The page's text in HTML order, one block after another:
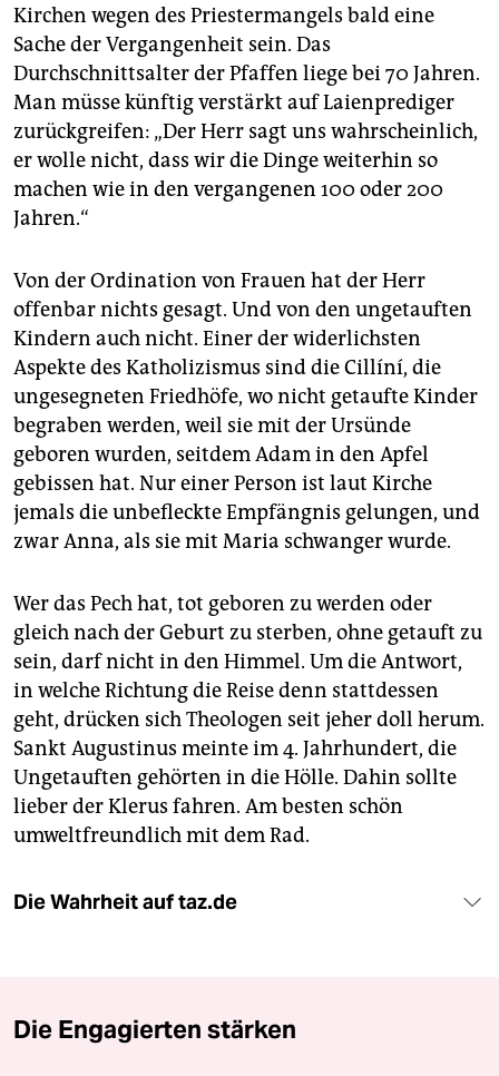
Kirchen wegen des Priestermangels bald eine
Sache der Vergangenheit sein. Das
Durchschnittsalter der Pfaffen liege bei 70 Jahren.
Man müsse künftig verstärkt auf Laienprediger
zurückgreifen: „Der Herr sagt uns wahrscheinlich,
er wolle nicht, dass wir die Dinge weiterhin so
machen wie in den vergangenen 100 oder 200
Jahren.“
Von der Ordination von Frauen hat der Herr
offenbar nichts gesagt. Und von den ungetauften
Kindern auch nicht. Einer der widerlichsten
Aspekte des Katholizismus sind die Cillíní, die
ungesegneten Friedhöfe, wo nicht getaufte Kinder
begraben werden, weil sie mit der Ursünde
geboren wurden, seitdem Adam in den Apfel
gebissen hat. Nur einer Person ist laut Kirche
jemals die unbefleckte Empfängnis gelungen, und
zwar Anna, als sie mit Maria schwanger wurde.
Wer das Pech hat, tot geboren zu werden oder
gleich nach der Geburt zu sterben, ohne getauft zu
sein, darf nicht in den Himmel. Um die Antwort,
in welche Richtung die Reise denn stattdessen
geht, drücken sich Theologen seit jeher doll herum.
Sankt Augustinus meinte im 4. Jahrhundert, die
Ungetauften gehörten in die Hölle. Dahin sollte
lieber der Klerus fahren. Am besten schön
umweltfreundlich mit dem Rad.
Die Wahrheit auf taz.de
Die Engagierten stärken